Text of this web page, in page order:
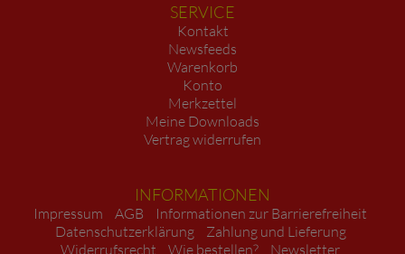
SERVICE
Kontakt
Newsfeeds
Warenkorb
Konto
Merkzettel
Meine Downloads
Vertrag widerrufen
INFORMATIONEN
Impressum AGB
Informationen zur Barrierefreiheit
Datenschutzerklärung
Zahlung und Lieferung
Widerrufsrecht
Wie bestellen? Newsletter